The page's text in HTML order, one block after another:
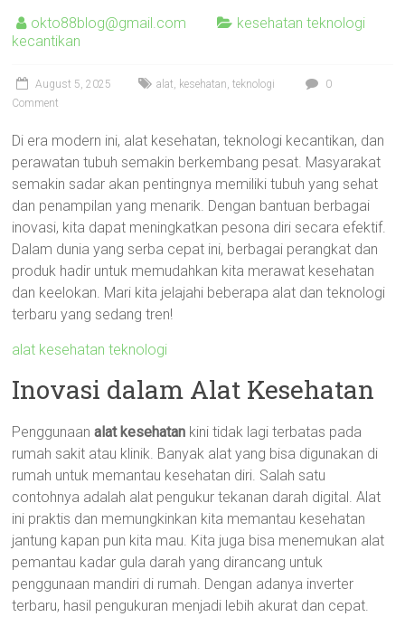
okto88blog@gmail.com
kesehatan teknologi
kecantikan
August 5, 2025 alat, kesehatan,teknologi
0
Comment
Di era modern ini, alat kesehatan, teknologi kecantikan, dan
perawatan tubuh semakin berkembang pesat. Masyarakat
semakin sadar akan pentingnya memiliki tubuh yang sehat
dan penampilan yang menarik. Dengan bantuan berbagai
inovasi, kita dapat meningkatkan pesona diri secara efektif.
Dalam dunia yang serba cepat ini, berbagai perangkat dan
produk hadir untuk memudahkan kita merawat kesehatan
dan keelokan. Mari kita jelajahi beberapa alat dan teknologi
terbaru yang sedang tren!
alat kesehatan teknologi
Inovasi dalam Alat Kesehatan
Penggunaanalat kesehatan kini tidak lagi terbatas pada
rumah sakit atau klinik. Banyak alat yang bisa digunakan di
rumah untuk memantau kesehatan diri. Salah satu
contohnya adalah alat pengukur tekanan darah digital. Alat
ini praktis dan memungkinkan kita memantau kesehatan
jantung kapan pun kita mau. Kita juga bisa menemukan alat
pemantau kadar gula darah yang dirancang untuk
penggunaan mandiri di rumah. Dengan adanya inverter
terbaru, hasil pengukuran menjadi lebih akurat dan cepat.